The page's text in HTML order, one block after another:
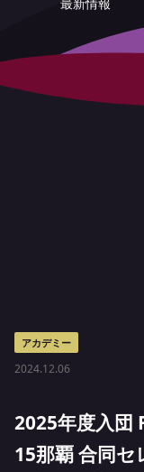
アカデミー
2024.12.06
2025年度入団
15那覇 合同